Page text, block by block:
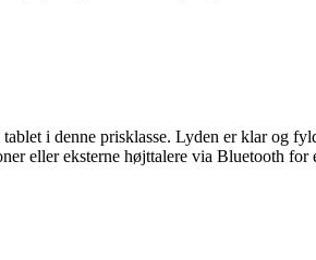
i denne prisklasse. Lyden er klar og
eller eksterne højttalere via Bluetooth for